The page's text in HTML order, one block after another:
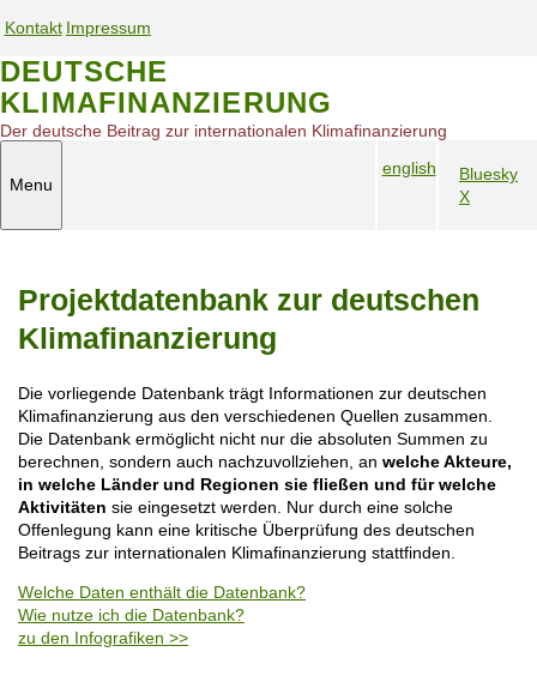
k
p
o
m
e
r
v
n
Kontakt Impressum
e
r
v
i
g
a
i
o
n
DEUTSCHE
KLIMAFINANZIERUNG
Der deutsche Beitrag zur internationalen Klimafinanzierung
Menu
c
v
i
g
a
t
o
english
S
a
d
i
a
Bluesky
X
Projektdatenbank zur deutschen
Klimafinanzierung
Die vorliegende Datenbank trägt Informationen zur deutschen
Klimafinanzierung aus den verschiedenen Quellen zusammen.
Die Datenbank ermöglicht nicht nur die absoluten Summen zu
berechnen, sondern auch nachzuvollziehen, an welche Akteure,
in welche Länder und Regionen sie fließen und für welche
Aktivitäten sie eingesetzt werden. Nur durch eine solche
Offenlegung kann eine kritische Überprüfung des deutschen
Beitrags zur internationalen Klimafinanzierung stattfinden.
Welche Daten enthält die Datenbank?
Wie nutze ich die Datenbank?
zu den Infografiken >>